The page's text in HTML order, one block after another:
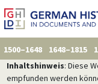
1500–1648 1648–1815
Inhaltshinweis: Diese
empfunden werden